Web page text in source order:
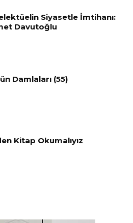
Siyasetle İmtihanı:
Davutoğlu
Damlaları (55)
Kitap Okumalıyız